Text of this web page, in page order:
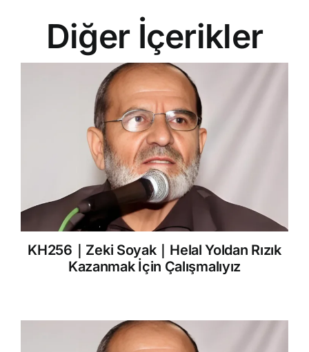
Diğer İçerikler
KH256｜Zeki Soyak｜Helal Yoldan Rızık
Kazanmak İçin Çalışmalıyız